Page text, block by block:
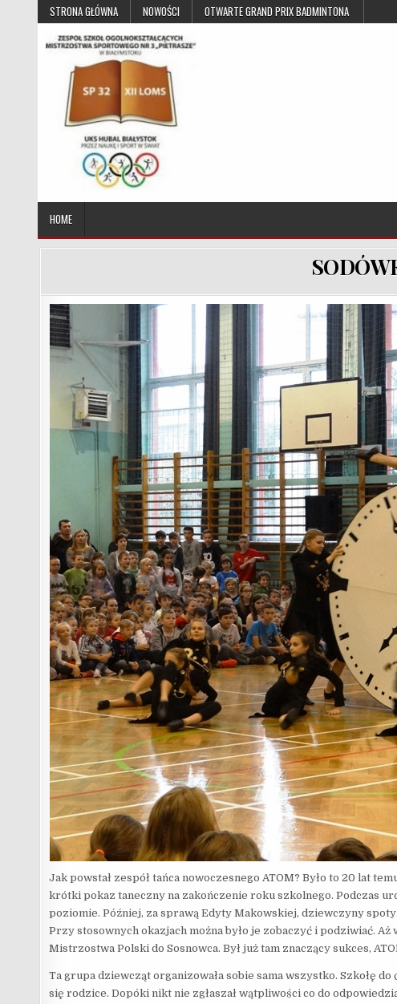
Skip to contentSTRONA GŁÓWNA NOWOŚCI OTWARTE GRAND PRIX BADMINTONA
UKS Hubal Białystok
HOME
Jak powstał zespół tańca nowoczesnego ATOM? Było to 20 lat
krótki pokaz taneczny na zakończenie roku szkolnego. Podczas
poziomie. Później, za sprawą Edyty Makowskiej, dziewczyny
Przy stosownych okazjach można było je zobaczyć i podziwiać.
Mistrzostwa Polski do Sosnowca. Był już tam znaczący sukces,
Ta grupa dziewcząt organizowała sobie sama wszystko. Szkołę
się rodzice. Dopóki nikt nie zgłaszał wątpliwości co do